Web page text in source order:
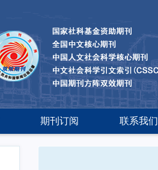
期刊订阅 联系我们